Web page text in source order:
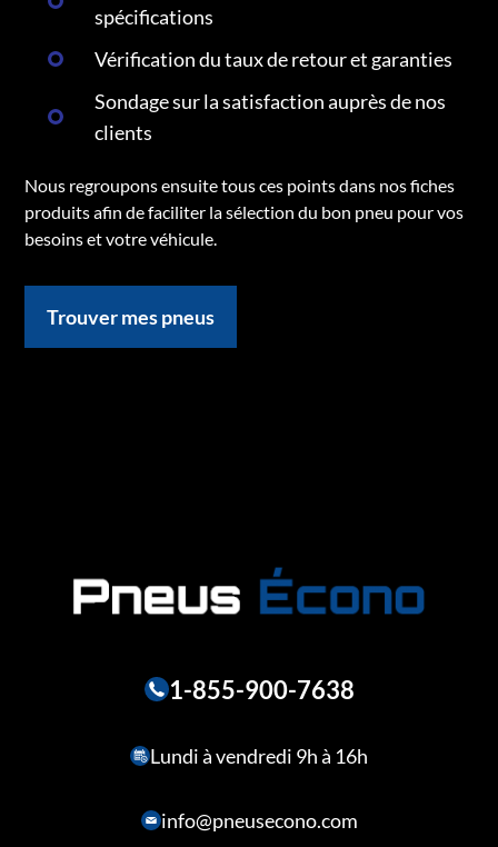
spécifications
Vérification du taux de retour et garanties
Sondage sur la satisfaction auprès de nos
clients
Nous regroupons ensuite tous ces points dans nos fiches
produits afin de faciliter la sélection du bon pneu pour vos
besoins et votre véhicule.
Trouver mes pneus
1-855-900-7638
Lundi à vendredi 9h à 16h
info@pneusecono.com